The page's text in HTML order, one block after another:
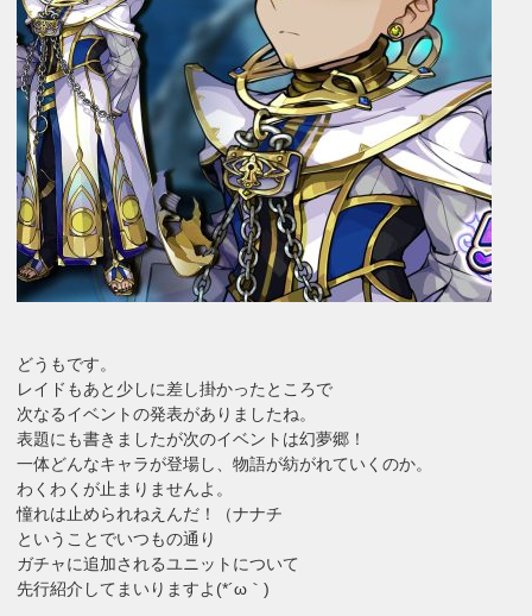
どうもです。
レイドもあと少しに差し掛かったところで
次なるイベントの発表がありましたね。
表題にも書きましたが次のイベントは幻夢郷！
一体どんなキャラが登場し、物語が紡がれていくのか。
わくわくが止まりませんよ。
憧れは止められねえんだ！（ナナチ
ということでいつもの通り
ガチャに追加されるユニットについて
先行紹介してまいりますよ(*´ω｀)